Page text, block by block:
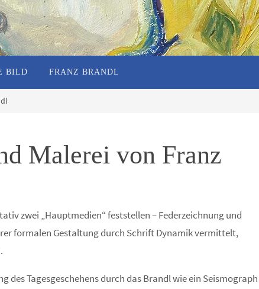
BILD FRANZ BRANDL
Malerei von Franz
zwei „Hauptmedien“ feststellen – Federzeichnung und
formalen Gestaltung durch Schrift Dynamik vermittelt,
des Tagesgeschehens durch das Brandl wie ein Seismograph